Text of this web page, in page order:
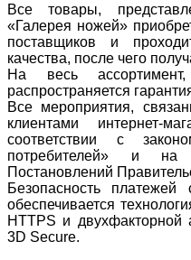
Все товары,
«Галерея ножей»
поставщиков и
качества, после чего
На весь
распространяется
Все мероприятия,
клиентами интернет-
соответствии с
потребителей» и на
Постановлений
Безопасность
обеспечивается
HTTPS и двухфакторной
3D Secure.